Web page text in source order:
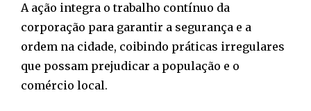
A ação integra o trabalho contínuo da
corporação para garantir a segurança e a
ordem na cidade, coibindo práticas irregulares
que possam prejudicar a população e o
comércio local.